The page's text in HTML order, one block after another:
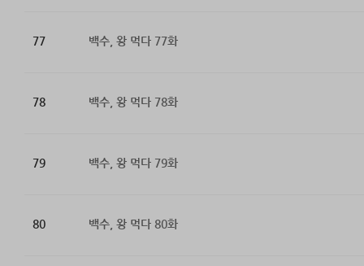
77 백수, 왕 먹다 77화
78 백수, 왕 먹다 78화
79 백수, 왕 먹다 79화
80 백수, 왕 먹다 80화